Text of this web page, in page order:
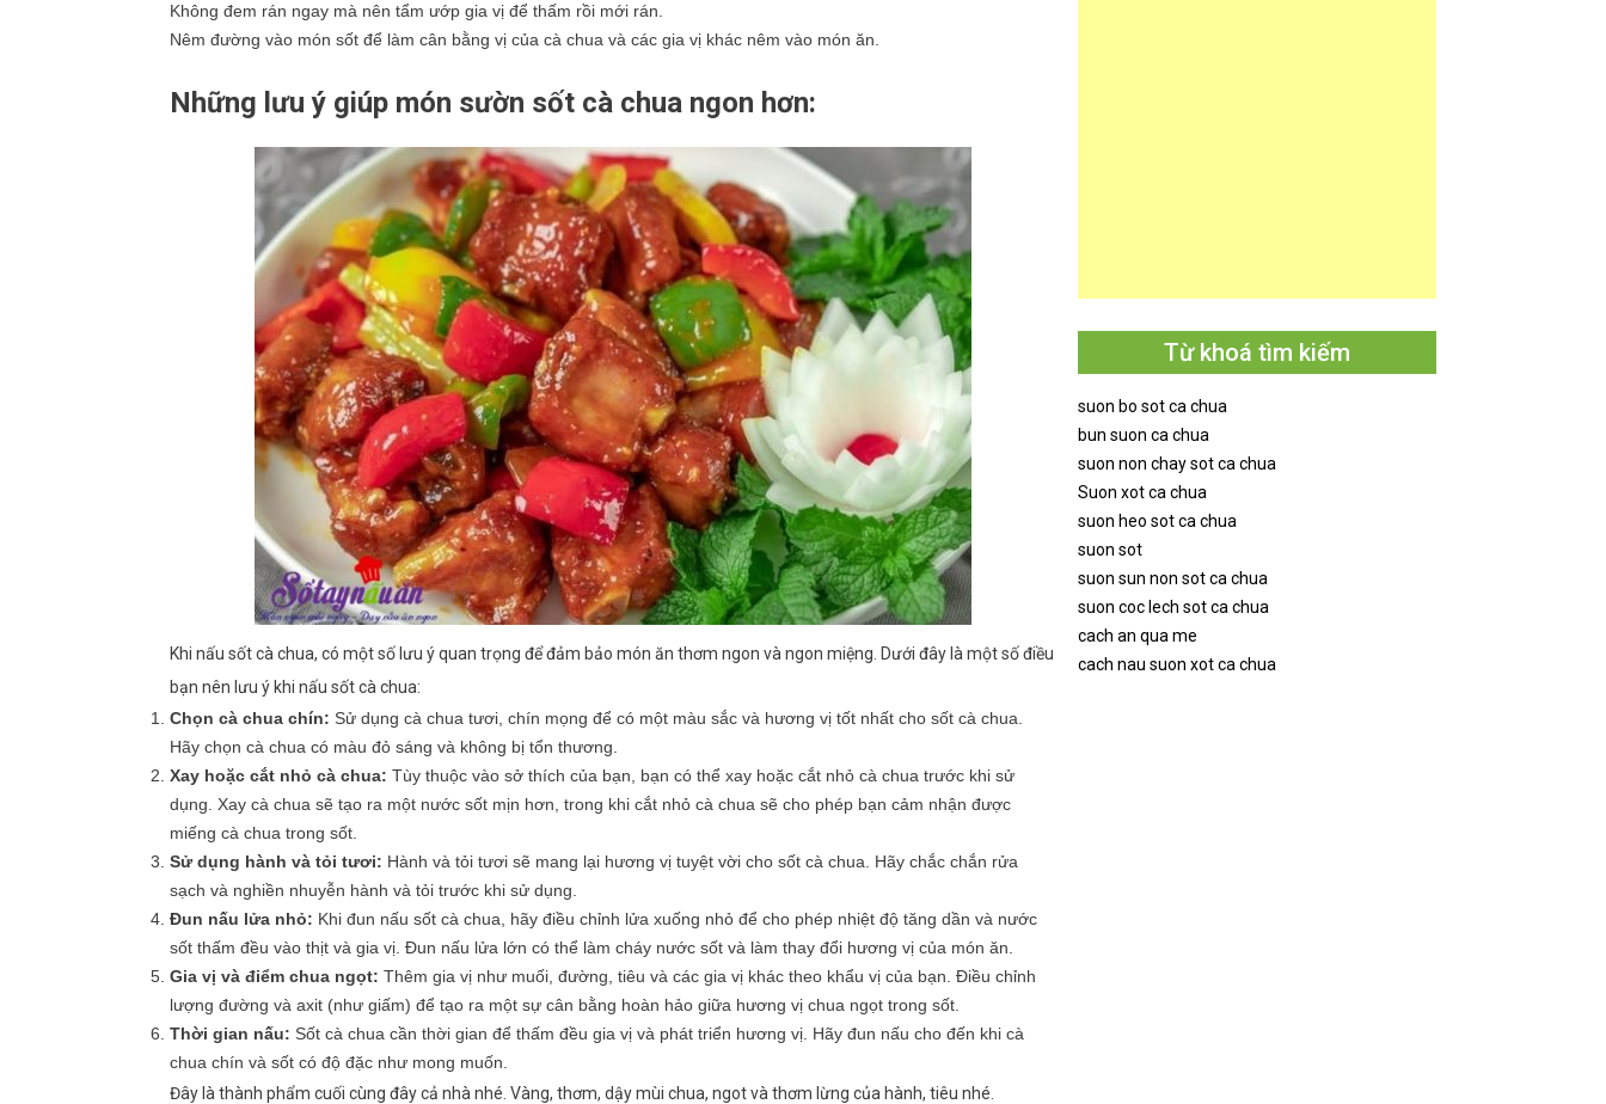
Không đem rán ngay mà nên tẩm ướp gia vị để thấm rồi mới rán.
Nêm đường vào món sốt để làm cân bằng vị của cà chua và các gia vị khác nêm vào món ăn.
Những lưu ý giúp món sườn sốt cà chua ngon hơn:
Khi nấu sốt cà chua, có một số lưu ý quan trọng để đảm bảo món ăn thơm ngon và ngon miệng. Dưới đây là một số điều
bạn nên lưu ý khi nấu sốt cà chua:
Chọn cà chua chín: Sử dụng cà chua tươi, chín mọng để có một màu sắc và hương vị tốt nhất cho sốt cà chua.
Hãy chọn cà chua có màu đỏ sáng và không bị tổn thương.
Xay hoặc cắt nhỏ cà chua: Tùy thuộc vào sở thích của bạn, bạn có thể xay hoặc cắt nhỏ cà chua trước khi sử
dụng. Xay cà chua sẽ tạo ra một nước sốt mịn hơn, trong khi cắt nhỏ cà chua sẽ cho phép bạn cảm nhận được
miếng cà chua trong sốt.
Sử dụng hành và tỏi tươi: Hành và tỏi tươi sẽ mang lại hương vị tuyệt vời cho sốt cà chua. Hãy chắc chắn rửa
sạch và nghiền nhuyễn hành và tỏi trước khi sử dụng.
Đun nấu lửa nhỏ: Khi đun nấu sốt cà chua, hãy điều chỉnh lửa xuống nhỏ để cho phép nhiệt độ tăng dần và nước
sốt thấm đều vào thịt và gia vị. Đun nấu lửa lớn có thể làm cháy nước sốt và làm thay đổi hương vị của món ăn.
Gia vị và điểm chua ngọt: Thêm gia vị như muối, đường, tiêu và các gia vị khác theo khẩu vị của bạn. Điều chỉnh
lượng đường và axit (như giấm) để tạo ra một sự cân bằng hoàn hảo giữa hương vị chua ngọt trong sốt.
Thời gian nấu: Sốt cà chua cần thời gian để thấm đều gia vị và phát triển hương vị. Hãy đun nấu cho đến khi cà
chua chín và sốt có độ đặc như mong muốn.
Đây là thành phẩm cuối cùng đây cả nhà nhé. Vàng, thơm, dậy mùi chua, ngot và thơm lừng của hành, tiêu nhé.
Từ khoá tìm kiếm
suon bo sot ca chua
bun suon ca chua
suon non chay sot ca chua
Suon xot ca chua
suon heo sot ca chua
suon sot
suon sun non sot ca chua
suon coc lech sot ca chua
cach an qua me
cach nau suon xot ca chua